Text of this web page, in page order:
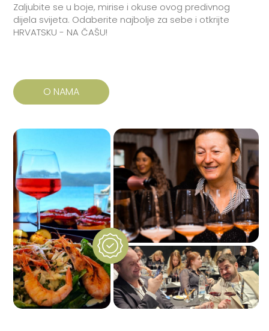
Zaljubite se u boje, mirise i okuse ovog predivnog
dijela svijeta. Odaberite najbolje za sebe i otkrijte
HRVATSKU - NA ČAŠU!
O NAMA